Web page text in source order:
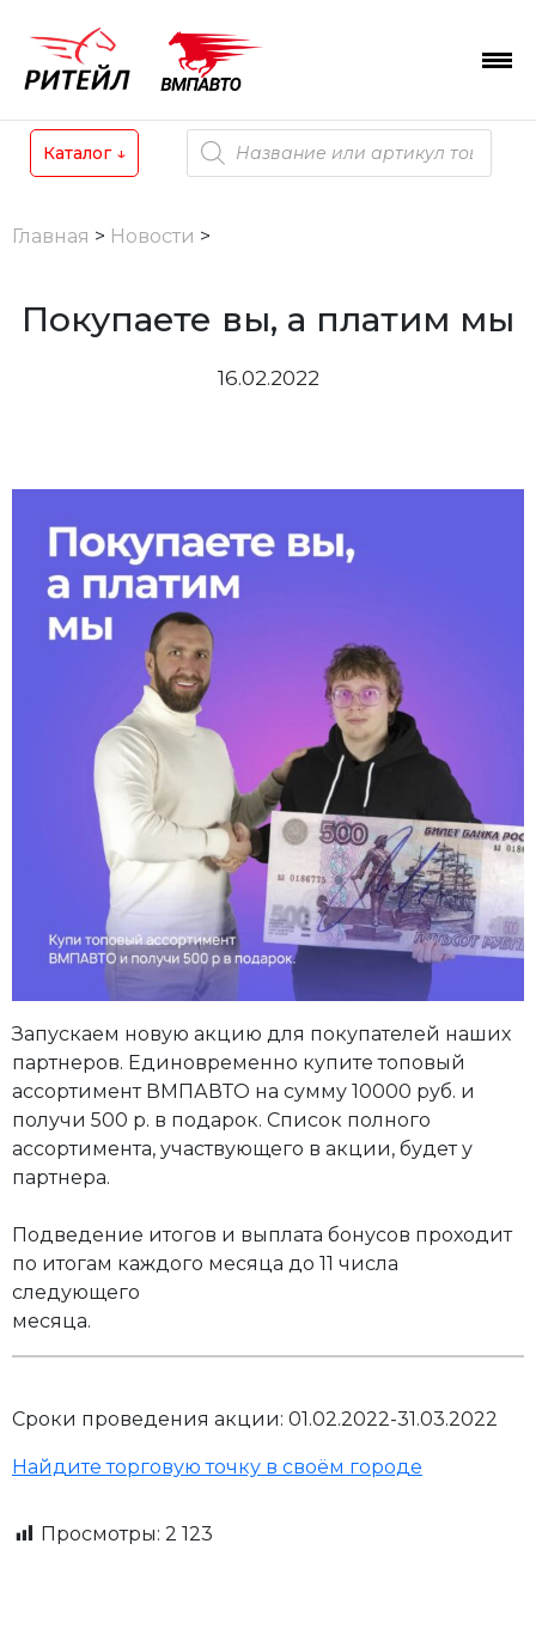
Skip
content
Каталог ↓
Поиск
товаров
Главная > Новости >
Покупаете вы, а платим мы
16.02.2022
Запускаем новую акцию для покупателей наших
партнеров. Единовременно купите топовый
ассортимент ВМПАВТО на сумму 10000 руб. и
получи 500 р. в подарок. Список полного
ассортимента, участвующего в акции, будет у
партнера.
Подведение итогов и выплата бонусов проходит
по итогам каждого месяца до 11 числа
следующего
месяца.
Сроки проведения акции: 01.02.2022-31.03.2022
Найдите торговую точку в своём городе
Просмотры: 2 123